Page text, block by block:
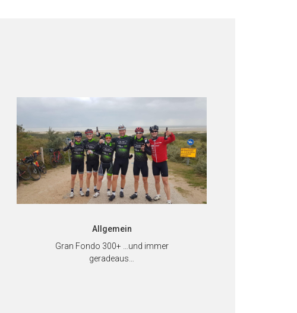
Allgemein
Gran Fondo 300+ …und immer
geradeaus…